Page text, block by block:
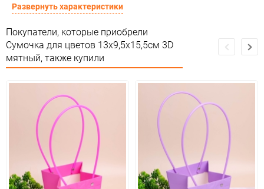
Сертификация
Особые условия Особых условий не требует
Минимальное количество
Количество в коробке 500
Единица измерения
Развернуть характеристики
Покупатели, которые приобрели
Сумочка для цветов 13х9,5х15,5см 3D
мятный, также купили